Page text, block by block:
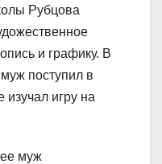
Рубцова
и графику. В
поступил в
изучал игру на
муж